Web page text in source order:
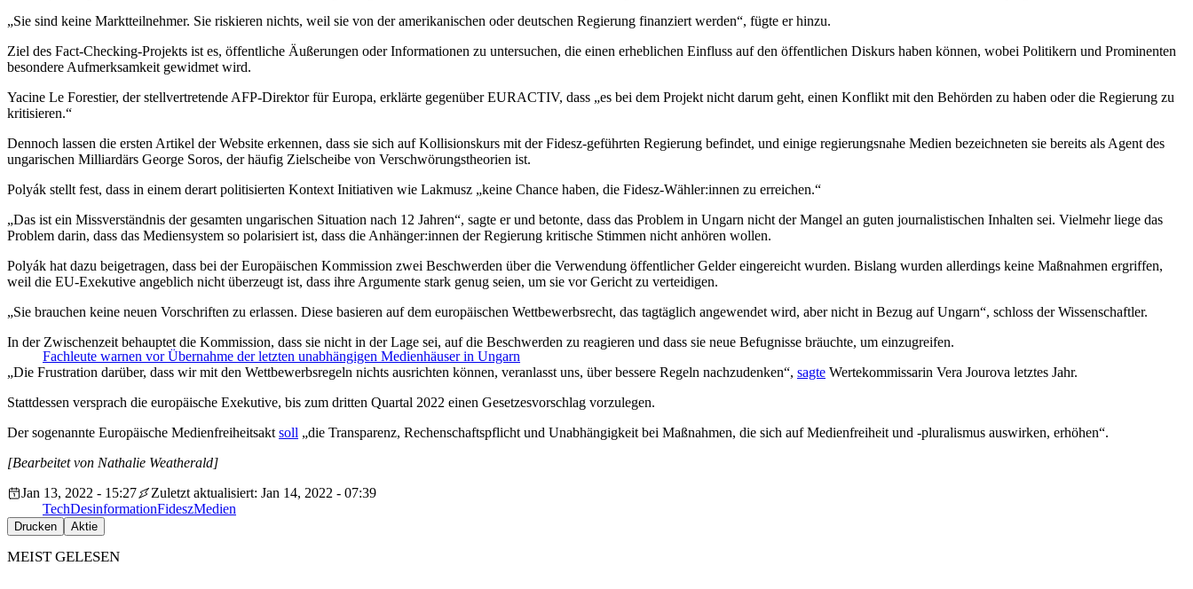
„Sie sind keine Marktteilnehmer. Sie riskieren nichts, weil sie von der amerikanischen oder deutschen Regierung finanziert werden“, fügte er hinzu.
Ziel des Fact-Checking-Projekts ist es, öffentliche Äußerungen oder Informationen zu untersuchen, die einen erheblichen Einfluss auf den öffentlichen Diskurs haben können, wobei Politikern und Prominenten
besondere Aufmerksamkeit gewidmet wird.
Yacine Le Forestier, der stellvertretende AFP-Direktor für Europa, erklärte gegenüber EURACTIV, dass „es bei dem Projekt nicht darum geht, einen Konflikt mit den Behörden zu haben oder die Regierung zu
kritisieren.“
Dennoch lassen die ersten Artikel der Website erkennen, dass sie sich auf Kollisionskurs mit der Fidesz-geführten Regierung befindet, und einige regierungsnahe Medien bezeichneten sie bereits als Agent des
ungarischen Milliardärs George Soros, der häufig Zielscheibe von Verschwörungstheorien ist.
Polyák stellt fest, dass in einem derart politisierten Kontext Initiativen wie Lakmusz „keine Chance haben, die Fidesz-Wähler:innen zu erreichen.“
„Das ist ein Missverständnis der gesamten ungarischen Situation nach 12 Jahren“, sagte er und betonte, dass das Problem in Ungarn nicht der Mangel an guten journalistischen Inhalten sei. Vielmehr liege das
Problem darin, dass das Mediensystem so polarisiert ist, dass die Anhänger:innen der Regierung kritische Stimmen nicht anhören wollen.
Polyák hat dazu beigetragen, dass bei der Europäischen Kommission zwei Beschwerden über die Verwendung öffentlicher Gelder eingereicht wurden. Bislang wurden allerdings keine Maßnahmen ergriffen,
weil die EU-Exekutive angeblich nicht überzeugt ist, dass ihre Argumente stark genug seien, um sie vor Gericht zu verteidigen.
„Sie brauchen keine neuen Vorschriften zu erlassen. Diese basieren auf dem europäischen Wettbewerbsrecht, das tagtäglich angewendet wird, aber nicht in Bezug auf Ungarn“, schloss der Wissenschaftler.
Fachleute warnen vor Übernahme der letzten unabhängigen Medienhäuser in Ungarn
In der Zwischenzeit behauptet die Kommission, dass sie nicht in der Lage sei, auf die Beschwerden zu reagieren und dass sie neue Befugnisse bräuchte, um einzugreifen.
„Die Frustration darüber, dass wir mit den Wettbewerbsregeln nichts ausrichten können, veranlasst uns, über bessere Regeln nachzudenken“, sagte Wertekommissarin Vera Jourova letztes Jahr.
Stattdessen versprach die europäische Exekutive, bis zum dritten Quartal 2022 einen Gesetzesvorschlag vorzulegen.
Der sogenannte Europäische Medienfreiheitsakt soll „die Transparenz, Rechenschaftspflicht und Unabhängigkeit bei Maßnahmen, die sich auf Medienfreiheit und -pluralismus auswirken, erhöhen“.
[Bearbeitet von Nathalie Weatherald]
Jan 13, 2022 - 15:27
Zuletzt aktualisiert: Jan 14, 2022 - 07:39
TechDesinformationFideszMedien
Drucken Aktie
MEIST GELESEN